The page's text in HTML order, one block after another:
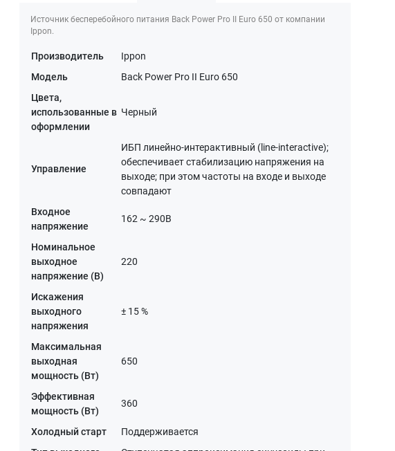
Источник бесперебойного питания Back Power Pro II Euro 650 от компании
Ippon.
Производитель
Ippon
Модель
Back Power Pro II Euro 650
Цвета,
использованные в
оформлении
Черный
Управление
ИБП линейно-интерактивный (line-interactive);
обеспечивает стабилизацию напряжения на
выходе; при этом частоты на входе и выходе
совпадают
Входное
напряжение
162 ~ 290В
Номинальное
выходное
напряжение (В)
220
Искажения
выходного
напряжения
± 15 %
Максимальная
выходная
мощность (Вт)
650
Эффективная
мощность (Вт)
360
Холодный старт
Поддерживается